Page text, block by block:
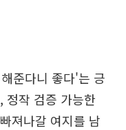
준다니 좋다'는 긍
정작 검증 가능한
져나갈 여지를 남